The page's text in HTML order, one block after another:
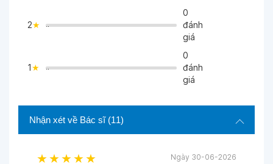
2 ">
0
đánh
giá
1 ">
0
đánh
giá
Nhận xét về Bác sĩ (11)
Ngày 30-06-2026